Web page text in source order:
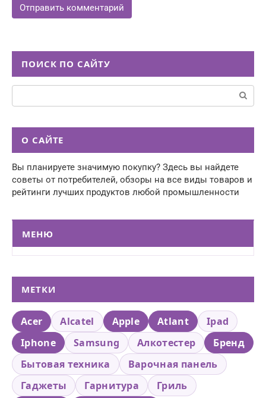
ПОИСК ПО САЙТУ
Поиск:
О САЙТЕ
Вы планируете значимую покупку? Здесь вы найдете
советы от потребителей, обзоры на все виды товаров и
рейтинги лучших продуктов любой промышленности
МЕНЮ
МЕТКИ
Acer Alcatel Apple Atlant
Ipad
Iphone
Samsung Алкотестер
Бренд
Бытовая техника
Варочная панель
Гаджеты
Гарнитура
Гриль